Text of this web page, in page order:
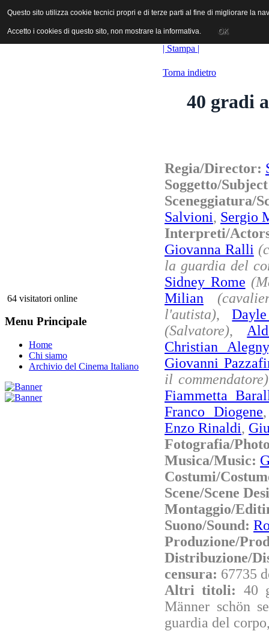
ANICA | Associazione Nazionale Industrie Cinematografiche
64 visitatori online
Menu Principale
Home
Chi siamo
Archivio del Cinema Italiano
| Stampa |
Torna indietro
40 gradi
Regia/Director:
Soggetto/
Salvioni, Sergio
Interpreti/
Giovanna Ralli
la guardia del
Sidney Rome
Milian
l'autista),
(Salvatore),
Christian Alegny
Giovanni
il commendatore)
Fiammetta
Franco Diogene
Enzo Rinaldi,
Fotografia/
Musica/Music:
Costumi/
Scene/Scene
Montaggio/
Suono/Sound:
Produzione/
Distribuzione/
censura: 67735
Altri titoli: 40
Männer schön
guardia del
Questo sito utilizza cookie tecnici propri e di terze parti al fine di migliorare la
Accetto i cookies di questo sito, non mostrare la informativa. OK
Questo sito utilizza cookie tecnici propri e di terze parti al fine di migliorare la
Accetto i cookies di questo sito, non mostrare la informativa. OK